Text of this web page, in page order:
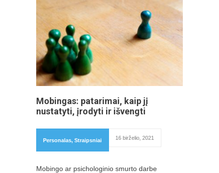
Mobingas: patarimai, kaip jį
nustatyti, įrodyti ir išvengti
Personalas, Straipsniai 16 birželio, 2021
Mobingo ar psichologinio smurto darbe